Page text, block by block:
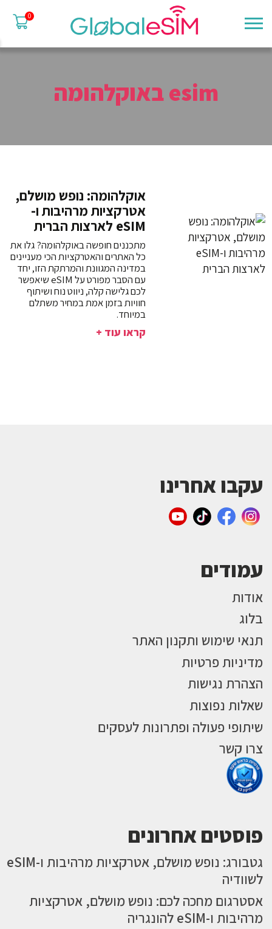
0
esim באוקלהומה
אוקלהומה: נופש מושלם,
אטרקציות מרהיבות ו-
eSIM לארצות הברית
מתכננים חופשה באוקלהומה? גלו את
כל האתרים והאטרקציות הכי מעניינים
במדינה המגוונת והמרתקת הזו, יחד
עם הסבר מפורט על eSIM שיאפשר
לכם גלישה קלה, ניווט נוח ושיתוף
חוויות בזמן אמת במחיר משתלם
במיוחד.
קראו עוד +
עקבו אחרינו
עמודים
אודות
בלוג
תנאי שימוש ותקנון האתר
מדיניות פרטיות
הצהרת נגישות
שאלות נפוצות
שיתופי פעולה ופתרונות לעסקים
צרו קשר
פוסטים אחרונים
גטבורג: נופש מושלם, אטרקציות מרהיבות ו-eSIM
לשוודיה
אסטרגום מחכה לכם: נופש מושלם, אטרקציות
מרהיבות ו-eSIM להונגריה